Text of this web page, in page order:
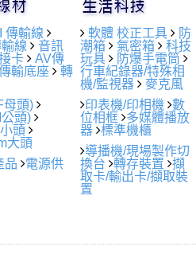
傳輸線
線
音訊
卡
AV傳
輸底座
轉
母頭)
頭)
頭
大頭
品
電源供
軟體 校正工具
防
潮箱
氣密箱
科技
玩具
防爆手電筒
行車紀錄器/特殊相
機/監視器
麥克風
印表機/印相機
數
位相框
多媒體播放
器
標準機櫃
導播機/現場製作切
換台
轉存裝置
擷
取卡/輸出卡/擷取裝
置